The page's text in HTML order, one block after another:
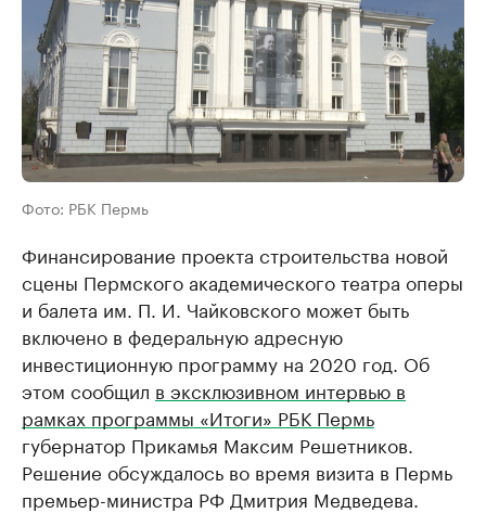
Фото: РБК Пермь
Финансирование проекта строительства новой
сцены Пермского академического театра оперы
и балета им. П. И. Чайковского может быть
включено в федеральную адресную
инвестиционную программу на 2020 год. Об
этом сообщил в эксклюзивном интервью в
рамках программы «Итоги» РБК Пермь
губернатор Прикамья Максим Решетников.
Решение обсуждалось во время визита в Пермь
премьер-министра РФ Дмитрия Медведева.